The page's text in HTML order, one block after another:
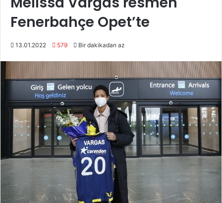
Fenerbahçe Opet’te
13.01.2022 579 Bir dakikadan az